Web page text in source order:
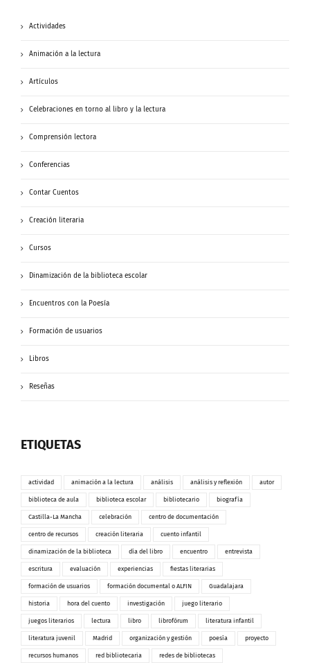
Actividades
Animación a la lectura
Artículos
Celebraciones en torno al libro y la lectura
Comprensión lectora
Conferencias
Contar Cuentos
Creación literaria
Cursos
Dinamización de la biblioteca escolar
Encuentros con la Poesía
Formación de usuarios
Libros
Reseñas
ETIQUETAS
actividad animación a la lectura análisis análisis y reflexión autor
biblioteca de aula biblioteca escolar bibliotecario biografía
Castilla-La Mancha celebración centro de documentación
centro de recursos creación literaria cuento infantil
dinamización de la biblioteca día del libro encuentro entrevista
escritura evaluación experiencias fiestas literarias
formación de usuarios formación documental o ALFIN Guadalajara
historia hora del cuento investigación juego literario
juegos literarios lectura libro librofórum literatura infantil
literatura juvenil Madrid organización y gestión poesía proyecto
recursos humanos red bibliotecaria redes de bibliotecas